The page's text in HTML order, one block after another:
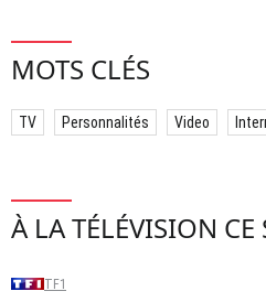
MOTS CLÉS
TV Personnalités Video
À LA TÉLÉVISION CE
TF1